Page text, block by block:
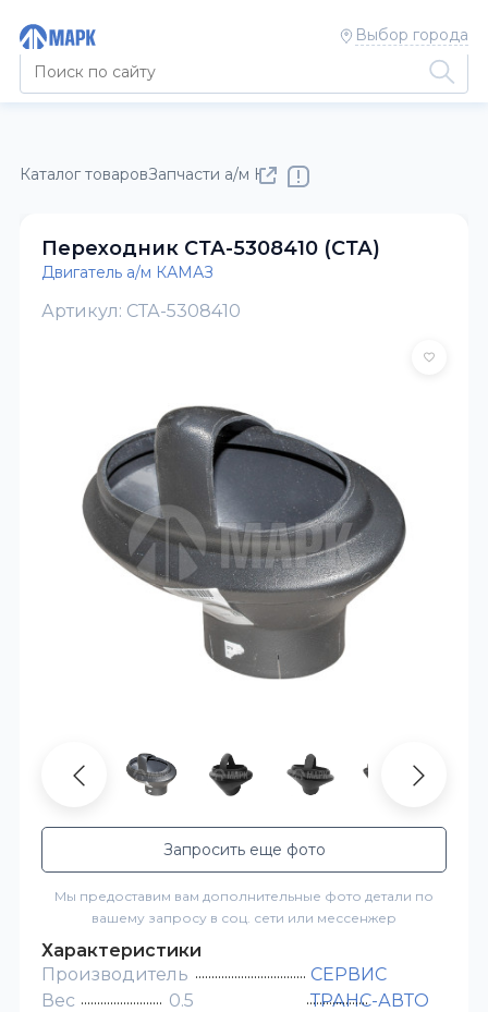
Выбор города
Каталог товаровЗапчасти а/м КАМАЗ
Переходник СТА-5308410 (СТА)
Двигатель а/м КАМАЗ
Артикул: СТА-5308410
Запросить еще фото
Мы предоставим вам дополнительные фото детали по
вашему запросу в соц. сети или мессенжер
Характеристики
Производитель
СЕРВИС
ТРАНС-АВТО
Вес 0.5